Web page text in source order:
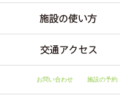
お問い合わせ 施設の予約